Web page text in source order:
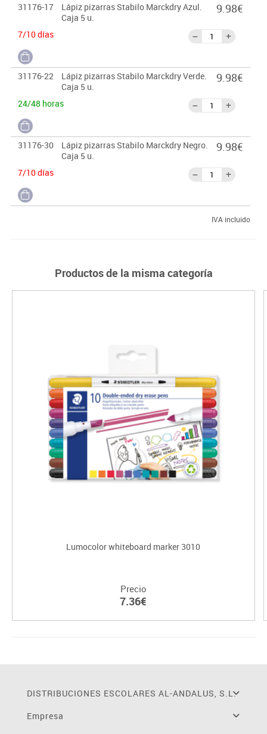
31176-17
Lápiz pizarras Stabilo Marckdry Azul.
Caja 5 u.
7/10 días
9.98€
31176-22
Lápiz pizarras Stabilo Marckdry Verde.
Caja 5 u.
24/48 horas
9.98€
31176-30
Lápiz pizarras Stabilo Marckdry Negro.
Caja 5 u.
7/10 días
9.98€
IVA incluido
Productos de la misma categoría
Lumocolor whiteboard marker 3010
Precio
7.36€
DISTRIBUCIONES ESCOLARES AL-ANDALUS, S.L.
Empresa